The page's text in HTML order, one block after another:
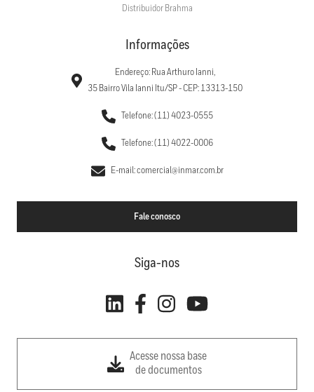
Distribuidor Brahma
Informações
Endereço: Rua Arthuro Ianni,
35 Bairro Vila Ianni Itu/SP - CEP: 13313-150
Telefone: (11) 4023-0555
Telefone: (11) 4022-0006
E-mail: comercial@inmar.com.br
Fale conosco
Siga-nos
Acesse nossa base
de documentos